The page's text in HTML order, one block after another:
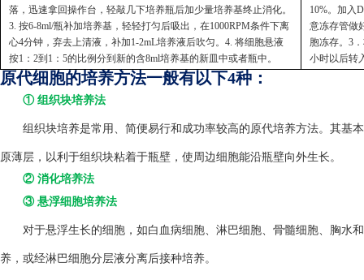
落，迅速拿回操作台，轻敲几下培养瓶后加少量培养基终止消化。
3. 按6-8ml/瓶补加培养基，轻轻打匀后吸出，在1000RPM条件下离
心4分钟，弃去上清液，补加1-2mL培养液后吹匀。4. 将细胞悬液
按1：2到1：5的比例分到新的含8ml培养基的新皿中或者瓶中。
10%。加入
意冻存管做
胞冻存。3
小时以后转
原代细胞的培养方法一般有以下4种：
① 组织块培养法
组织块培养是常用、简便易行和成功率较高的原代培养方法。其基
原薄层，以利于组织块粘着于瓶壁，使周边细胞能沿瓶壁向外生长。
② 消化培养法
③ 悬浮细胞培养法
对于悬浮生长的细胞，如白血病细胞、淋巴细胞、骨髓细胞、胸水
养，或经淋巴细胞分层液分离后接种培养。